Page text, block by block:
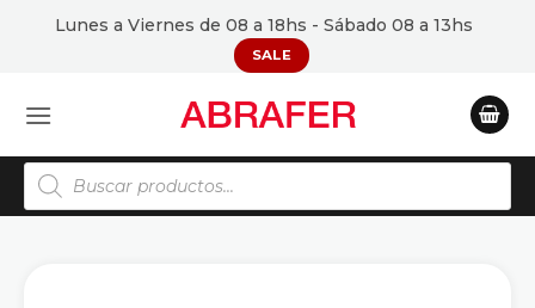
Lunes a Viernes de 08 a 18hs - Sábado 08 a 13hs
SALE
Búsqueda
de
productos